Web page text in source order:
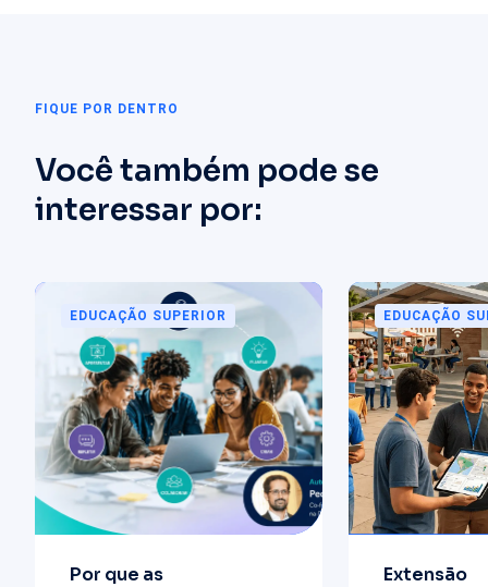
FIQUE POR DENTRO
Você também pode se
interessar por:
EDUCAÇÃO SUPERIOR
Por que as
EDUCAÇÃO
Extensão